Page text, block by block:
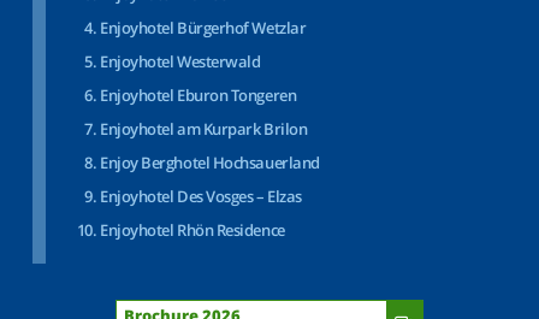
Enjoyhotel Bürgerhof Wetzlar
Enjoyhotel Westerwald
Enjoyhotel Eburon Tongeren
Enjoyhotel am Kurpark Brilon
Enjoy Berghotel Hochsauerland
Enjoyhotel Des Vosges – Elzas
Enjoyhotel Rhön Residence